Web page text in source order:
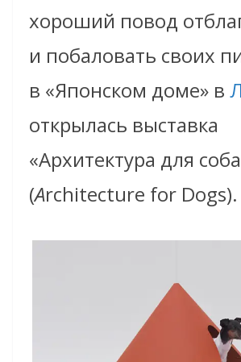
хороший повод
и побаловать своих
в «Японском доме» в
открылась выставка
«Архитектура для
(Architecture for Dogs).